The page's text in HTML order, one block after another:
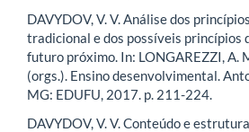
DAVYDOV, V. V. Análise dos
tradicional e dos possíveis princípios
futuro próximo. In: LONGAREZZI, A.
(orgs.). Ensino desenvolvimental.
MG: EDUFU, 2017. p. 211-224.
DAVYDOV, V. V. Conteúdo e